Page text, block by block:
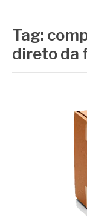
Tag:
direto da